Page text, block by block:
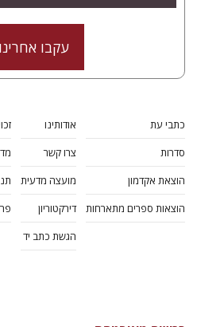
עקבו אחרינו
כתבי עת
סדרות
הוצאת אקדמון
הוצאות ספרים מתארחות
אודותינו
צרו קשר
מועצה מדעית
דירקטוריון
הגשת כתב יד